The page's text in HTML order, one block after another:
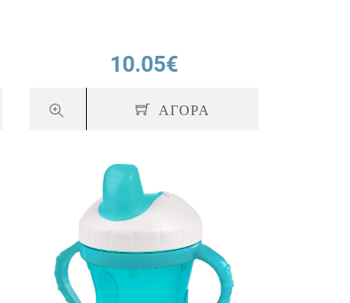
10.05€
ΑΓΟΡΑ